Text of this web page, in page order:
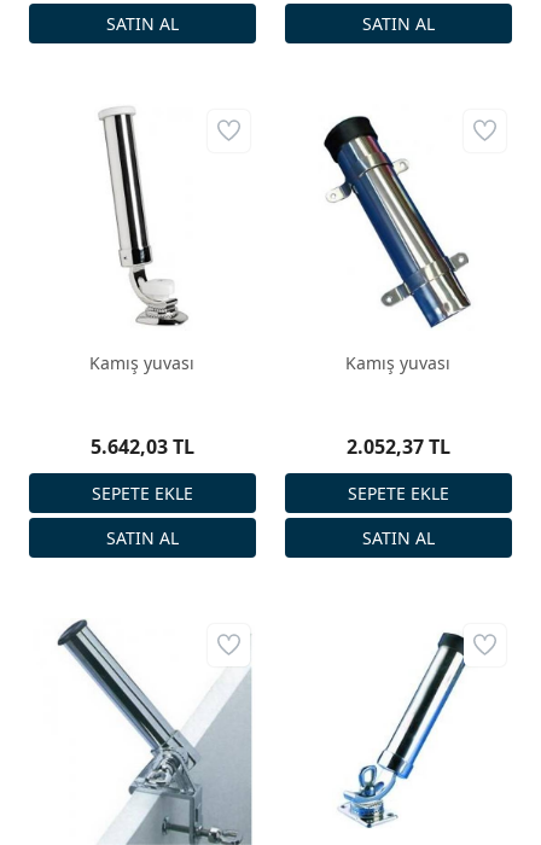
Kamış yuvası
5.642,03 TL
Kamış yuvası
2.052,37 TL